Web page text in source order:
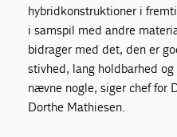
hybridkonstruktioner i
i samspil med andre
bidrager med det, den er
stivhed, lang holdbarhed
nævne nogle, siger chef for
Dorthe Mathiesen.